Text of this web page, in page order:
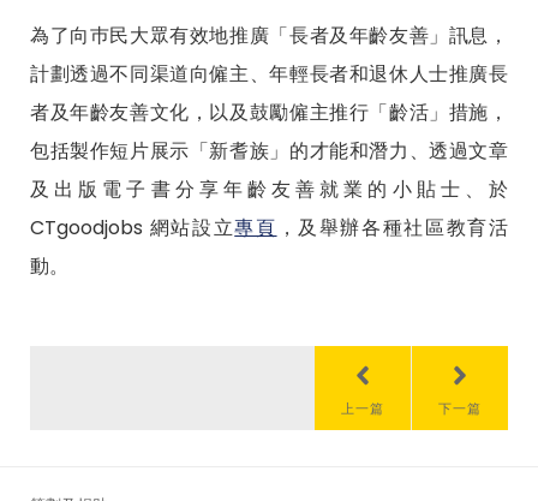
為了向巿民大眾有效地推廣「長者及年齡友善」訊息，
計劃透過不同渠道向僱主、年輕長者和退休人士推廣長
者及年齡友善文化，以及鼓勵僱主推行「齡活」措施，
包括製作短片展示「新耆族」的才能和潛力、透過文章
及出版電子書分享年齡友善就業的小貼士、於
CTgoodjobs 網站設立專頁 ，及舉辦各種社區教育活
動。
上一篇 下一篇